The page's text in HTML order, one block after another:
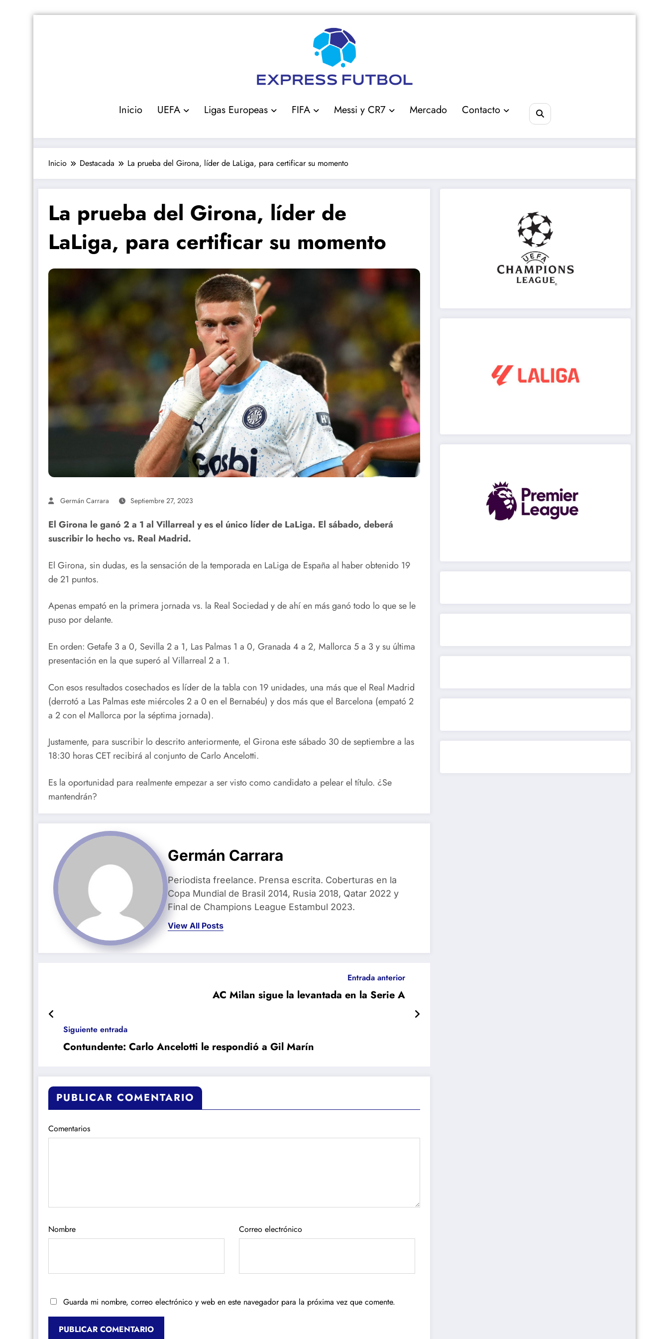
Inicio UEFA Ligas Europeas FIFA Messi y CR7 Mercado Contacto
Inicio Destacada La prueba del Girona, líder de LaLiga, para certificar su momento
La prueba del Girona, líder de
LaLiga, para certificar su momento
Germán Carrara Septiembre 27, 2023
El Girona le ganó 2 a 1 al Villarreal y es el único líder de LaLiga. El sábado, deberá
suscribir lo hecho vs. Real Madrid.
El Girona, sin dudas, es la sensación de la temporada en LaLiga de España al haber obtenido 19
de 21 puntos.
Apenas empató en la primera jornada vs. la Real Sociedad y de ahí en más ganó todo lo que se le
puso por delante.
En orden: Getafe 3 a 0, Sevilla 2 a 1, Las Palmas 1 a 0, Granada 4 a 2, Mallorca 5 a 3 y su última
presentación en la que superó al Villarreal 2 a 1.
Con esos resultados cosechados es líder de la tabla con 19 unidades, una más que el Real Madrid
(derrotó a Las Palmas este miércoles 2 a 0 en el Bernabéu) y dos más que el Barcelona (empató 2
a 2 con el Mallorca por la séptima jornada).
Justamente, para suscribir lo descrito anteriormente, el Girona este sábado 30 de septiembre a las
18:30 horas CET recibirá al conjunto de Carlo Ancelotti.
Es la oportunidad para realmente empezar a ser visto como candidato a pelear el título. ¿Se
mantendrán?
Germán Carrara
Periodista freelance. Prensa escrita. Coberturas en la
Copa Mundial de Brasil 2014, Rusia 2018, Qatar 2022 y
Final de Champions League Estambul 2023.
View All Posts
Entrada anterior
AC Milan sigue la levantada en la Serie A
Siguiente entrada
Contundente: Carlo Ancelotti le respondió a Gil Marín
PUBLICAR COMENTARIO
Comentarios
Nombre Correo electrónico
Guarda mi nombre, correo electrónico y web en este navegador para la próxima vez que comente.